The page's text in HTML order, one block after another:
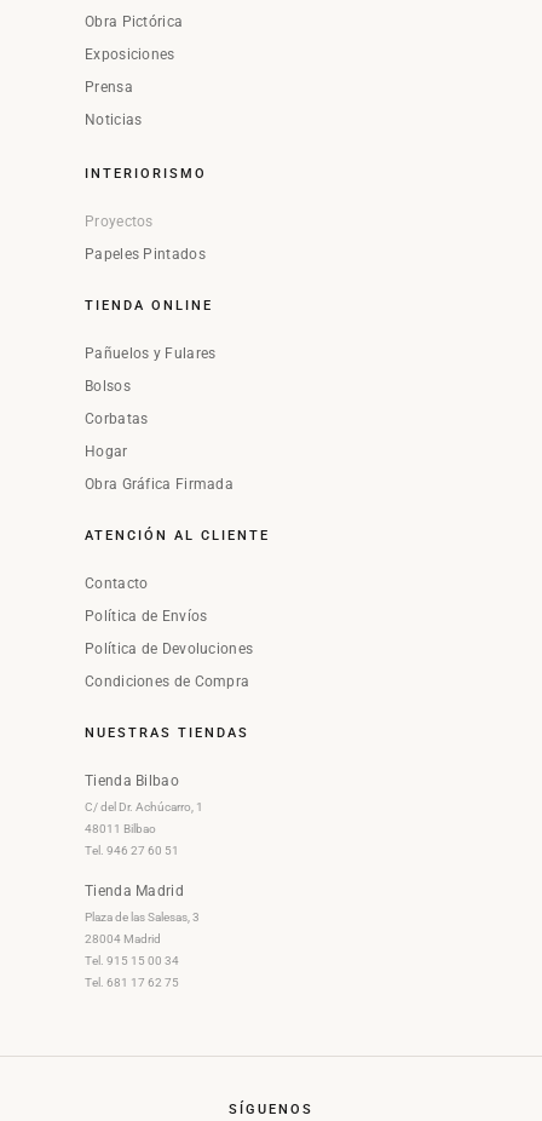
Obra Pictórica
Exposiciones
Prensa
Noticias
INTERIORISMO
Proyectos
Papeles Pintados
TIENDA ONLINE
Pañuelos y Fulares
Bolsos
Corbatas
Hogar
Obra Gráfica Firmada
ATENCIÓN AL CLIENTE
Contacto
Política de Envíos
Política de Devoluciones
Condiciones de Compra
NUESTRAS TIENDAS
Tienda Bilbao
C/ del Dr. Achúcarro, 1
48011 Bilbao
Tel. 946 27 60 51
Tienda Madrid
Plaza de las Salesas, 3
28004 Madrid
Tel. 915 15 00 34
Tel. 681 17 62 75
SÍGUENOS